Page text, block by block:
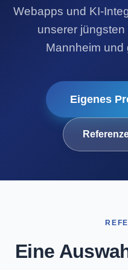
Webapps und KI-
unserer
Mannheim und
Eigenes
Eine